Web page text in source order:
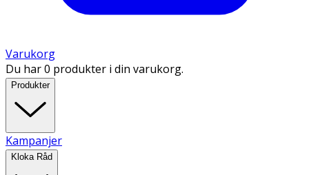
Varukorg
Du har 0 produkter i din varukorg.
Produkter
Kampanjer
Kloka Råd